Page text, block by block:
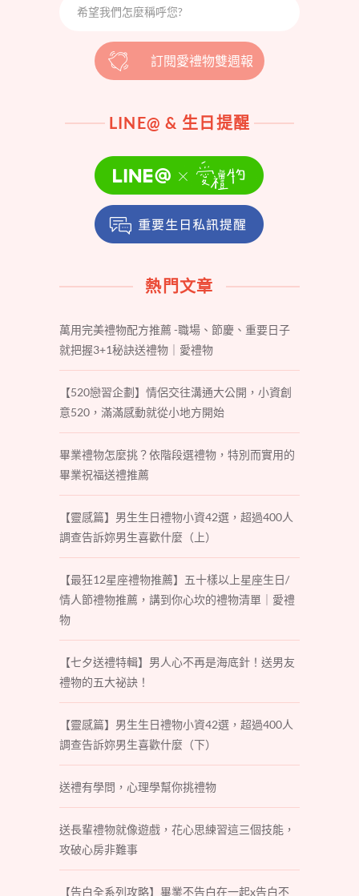
訂閱愛禮物雙週報
LINE@ & 生日提醒
熱門文章
萬用完美禮物配方推薦 -職場、節慶、重要日子
就把握3+1秘訣送禮物｜愛禮物
【520戀習企劃】情侶交往溝通大公開，小資創
意520，滿滿感動就從小地方開始
畢業禮物怎麼挑？依階段選禮物，特別而實用的
畢業祝福送禮推薦
【靈感篇】男生生日禮物小資42選，超過400人
調查告訴妳男生喜歡什麼（上）
【最狂12星座禮物推薦】五十樣以上星座生日/
情人節禮物推薦，講到你心坎的禮物清單｜愛禮
物
【七夕送禮特輯】男人心不再是海底針！送男友
禮物的五大祕訣！
【靈感篇】男生生日禮物小資42選，超過400人
調查告訴妳男生喜歡什麼（下）
送禮有學問，心理學幫你挑禮物
送長輩禮物就像遊戲，花心思練習這三個技能，
攻破心房非難事
【告白全系列攻略】畢業不告白在一起x告白不